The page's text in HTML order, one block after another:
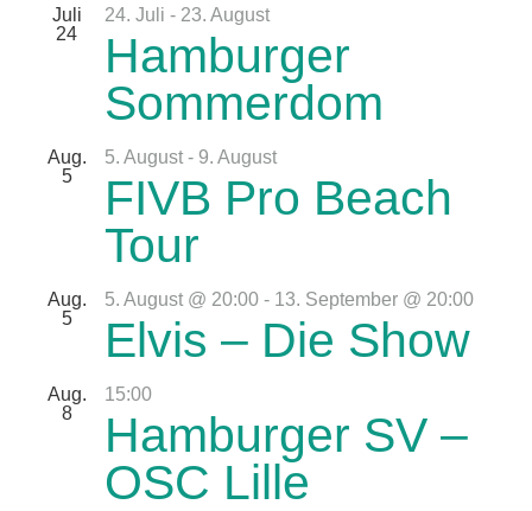
Juli
24
24. Juli - 23. August
Hamburger
Sommerdom
Aug.
5
5. August - 9. August
FIVB Pro Beach
Tour
Aug.
5
5. August @ 20:00 - 13. September @ 20:00
Elvis – Die Show
Aug.
8
15:00
Hamburger SV –
OSC Lille